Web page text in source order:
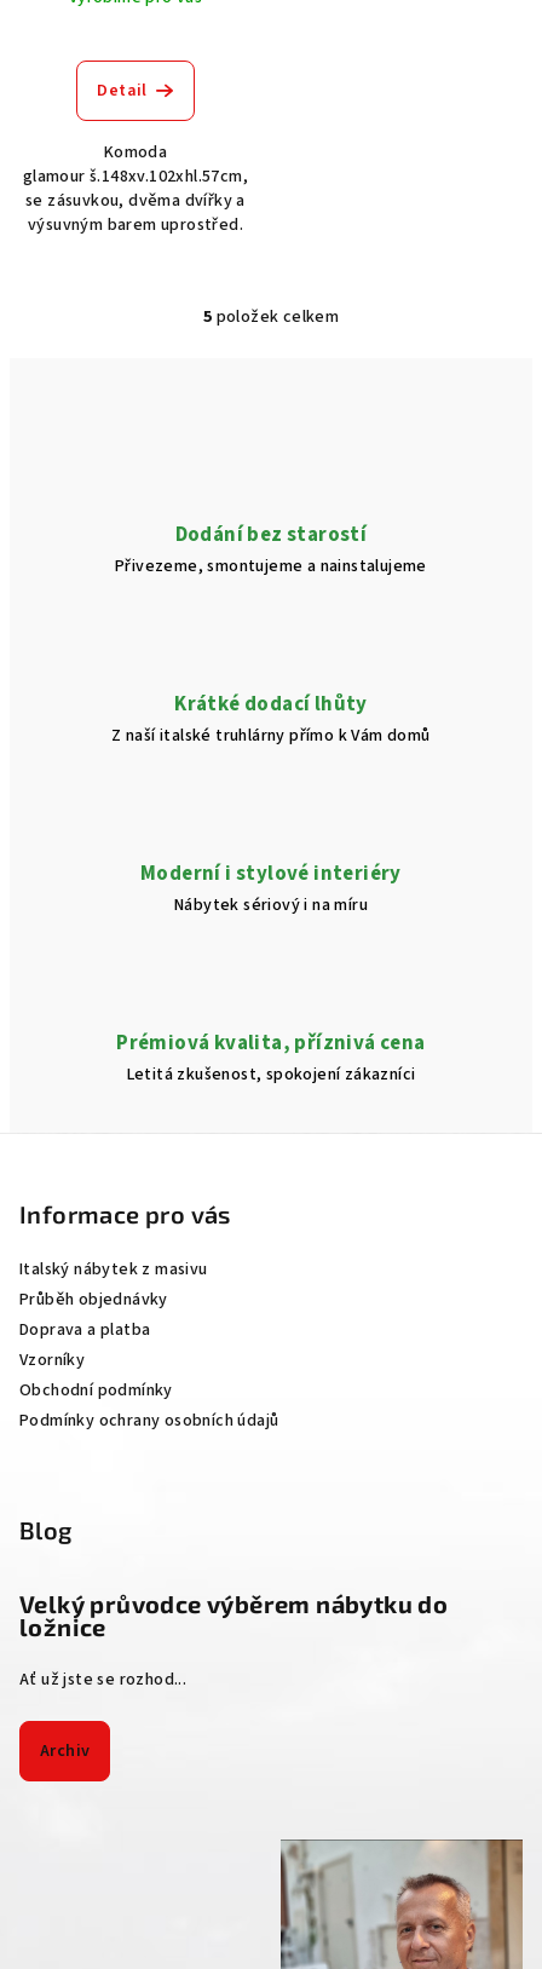
Detail
Komoda
glamour š.148xv.102xhl.57cm,
se zásuvkou, dvěma dvířky a
výsuvným barem uprostřed.
O
í
p
r
v
ý
p
5 položek celkem
Dodání bez starostí
Přivezeme, smontujeme a nainstalujeme
Krátké dodací lhůty
Z naší italské truhlárny přímo k Vám domů
Moderní i stylové interiéry
Nábytek sériový i na míru
Prémiová kvalita, příznivá cena
Letitá zkušenost, spokojení zákazníci
Informace pro vás
Italský nábytek z masivu
Průběh objednávky
Doprava a platba
Vzorníky
Obchodní podmínky
Podmínky ochrany osobních údajů
Blog
Velký průvodce výběrem nábytku do
ložnice
Ať už jste se rozhod...
Archiv